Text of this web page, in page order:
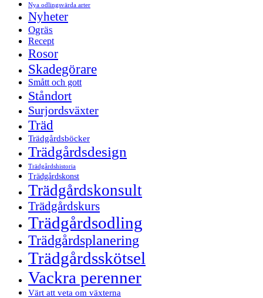
Nya odlingsvärda arter
Nyheter
Ogräs
Recept
Rosor
Skadegörare
Smått och gott
Ståndort
Surjordsväxter
Träd
Trädgårdsböcker
Trädgårdsdesign
Trädgårdshistoria
Trädgårdskonst
Trädgårdskonsult
Trädgårdskurs
Trädgårdsodling
Trädgårdsplanering
Trädgårdsskötsel
Vackra perenner
Värt att veta om växterna